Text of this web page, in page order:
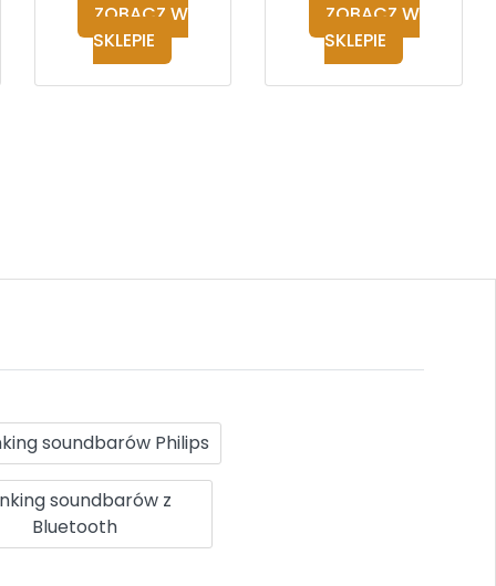
ZOBACZ W
SKLEPIE
ZOBACZ W
SKLEPIE
soundbarów Philips
soundbarów z
Bluetooth